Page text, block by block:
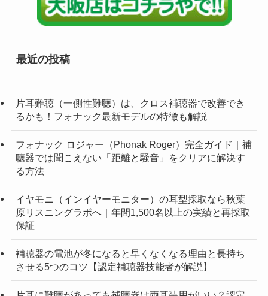
最近の投稿
片耳難聴（一側性難聴）は、クロス補聴器で改善でき
るかも！フォナック最新モデルの特徴も解説
フォナック ロジャー（Phonak Roger）完全ガイド｜補
聴器では聞こえない「距離と騒音」をクリアに解決す
る方法
イヤモニ（インイヤーモニター）の耳型採取なら秋葉
原リスニングラボへ｜年間1,500名以上の実績と再採取
保証
補聴器の電池が冬になると早くなくなる理由と長持ち
させる5つのコツ【認定補聴器技能者が解説】